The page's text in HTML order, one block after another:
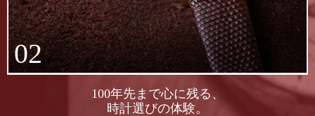
02
100年先まで心に残る、
時計選びの体験。